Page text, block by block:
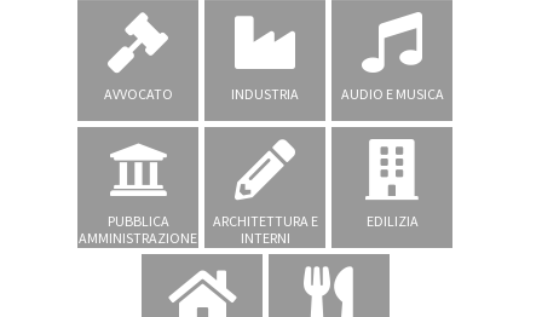
AVVOCATO INDUSTRIA AUDIO E MUSICA
PUBBLICA
AMMINISTRAZIONE
ARCHITETTURA E
INTERNI
EDILIZIA